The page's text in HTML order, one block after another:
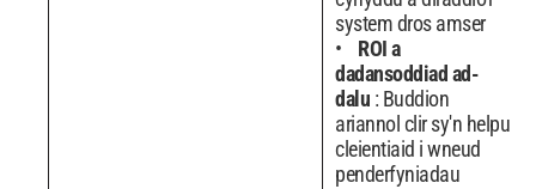
system dros amser
ROI a
dadansoddiad ad-
dalu : Buddion
ariannol clir sy'n helpu
cleientiaid i wneud
penderfyniadau